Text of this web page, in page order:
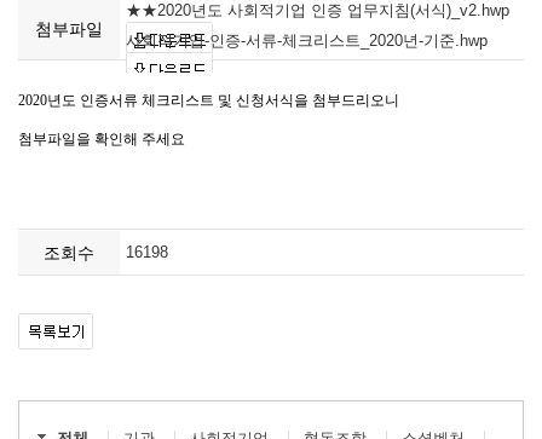
첨부파일
★★2020년도 사회적기업 인증 업무지침(서식)_v2.hwp
사회적기업-인증-서류-체크리스트_2020년-기준.hwp
조회수 16198